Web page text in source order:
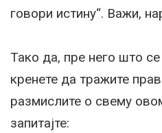
говори истину“. Важи,
Тако да, пре него што се
кренете да тражите
размислите о свему
запитајте: